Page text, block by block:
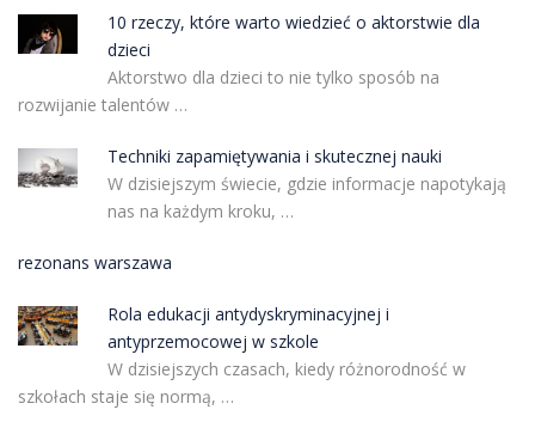
10 rzeczy, które warto wiedzieć o aktorstwie dla
dzieci
Aktorstwo dla dzieci to nie tylko sposób na
rozwijanie talentów …
Techniki zapamiętywania i skutecznej nauki
W dzisiejszym świecie, gdzie informacje napotykają
nas na każdym kroku, …
rezonans warszawa
Rola edukacji antydyskryminacyjnej i
antyprzemocowej w szkole
W dzisiejszych czasach, kiedy różnorodność w
szkołach staje się normą, …